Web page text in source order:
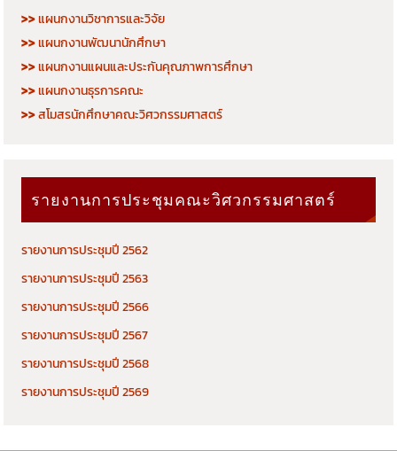
>>แผนกงานวิชาการและวิจัย
>>แผนกงานพัฒนานักศึกษา
>>แผนกงานแผนและประกันคุณภาพการศึกษา
>>แผนกงานธุรการคณะ
>>สโมสรนักศึกษาคณะวิศวกรรมศาสตร์
รายงานการประชุมคณะวิศวกรรมศาสตร์
รายงานการประชุมปี 2562
รายงานการประชุมปี 2563
รายงานการประชุมปี 2566
รายงานการประชุมปี 2567
รายงานการประชุมปี 2568
รายงานการประชุมปี 2569